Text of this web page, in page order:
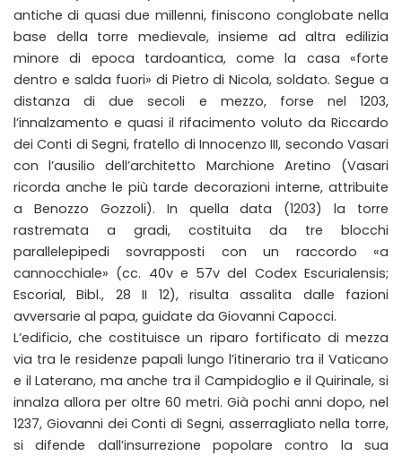
antiche di quasi due millenni, finiscono conglobate nella
base della torre medievale, insieme ad altra edilizia
minore di epoca tardoantica, come la casa «forte
dentro e salda fuori» di Pietro di Nicola, soldato. Segue a
distanza di due secoli e mezzo, forse nel 1203,
l’innalzamento e quasi il rifacimento voluto da Riccardo
dei Conti di Segni, fratello di Innocenzo III, secondo Vasari
con l’ausilio dell’architetto Marchione Aretino (Vasari
ricorda anche le più tarde decorazioni interne, attribuite
a Benozzo Gozzoli). In quella data (1203) la torre
rastremata a gradi, costituita da tre blocchi
parallelepipedi sovrapposti con un raccordo «a
cannocchiale» (cc. 40v e 57v del Codex Escurialensis;
Escorial, Bibl., 28 II 12), risulta assalita dalle fazioni
avversarie al papa, guidate da Giovanni Capocci.
L’edificio, che costituisce un riparo fortificato di mezza
via tra le residenze papali lungo l’itinerario tra il Vaticano
e il Laterano, ma anche tra il Campidoglio e il Quirinale, si
innalza allora per oltre 60 metri. Già pochi anni dopo, nel
1237, Giovanni dei Conti di Segni, asserragliato nella torre,
si difende dall’insurrezione popolare contro la sua